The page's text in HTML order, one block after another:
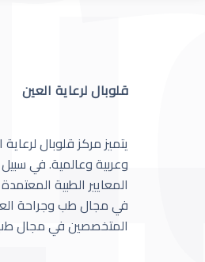
قلوبال لرعاية العين
يتميز مركز قلوبال
وعربية وعالمية. في
المعايير الطبية
في مجال طب وجراحة
المتخصصين في مجال